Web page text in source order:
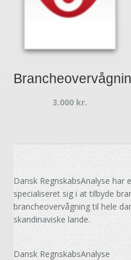
3.000 kr.
Dansk RegnskabsAnalyse har
specialiseret sig i at tilbyde
brancheovervågning til hele
skandinaviske lande.
Dansk RegnskabsAnalyse